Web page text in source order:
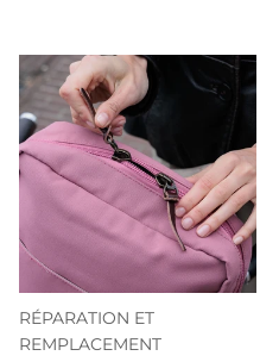
RÉPARATION ET
REMPLACEMENT